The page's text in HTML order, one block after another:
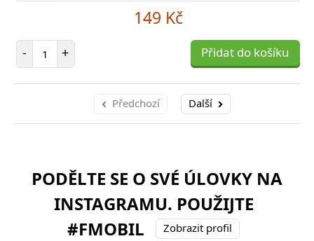
149 Kč
- Počet položek
+ Přidat do košíku
Předchozí Další
PODĚLTE SE O SVÉ ÚLOVKY NA
INSTAGRAMU. POUŽIJTE
#FMOBIL
Zobrazit profil